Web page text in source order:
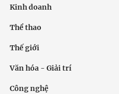
Kinh doanh
Thể thao
Thế giới
Văn hóa - Giải trí
Công nghệ